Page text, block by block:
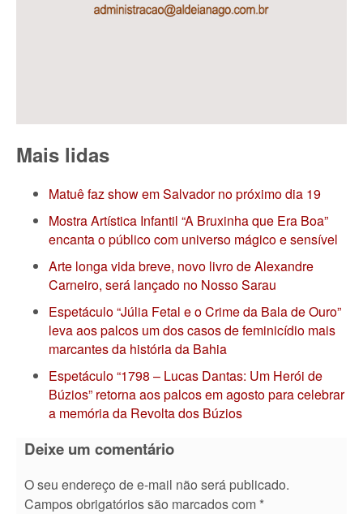
Mais lidas
Matuê faz show em Salvador no próximo dia 19
Mostra Artística Infantil “A Bruxinha que Era Boa”
encanta o público com universo mágico e sensível
Arte longa vida breve, novo livro de Alexandre
Carneiro, será lançado no Nosso Sarau
Espetáculo “Júlia Fetal e o Crime da Bala de Ouro”
leva aos palcos um dos casos de feminicídio mais
marcantes da história da Bahia
Espetáculo “1798 – Lucas Dantas: Um Herói de
Búzios” retorna aos palcos em agosto para celebrar
a memória da Revolta dos Búzios
Deixe um comentário
O seu endereço de e-mail não será publicado.
Campos obrigatórios são marcados com *